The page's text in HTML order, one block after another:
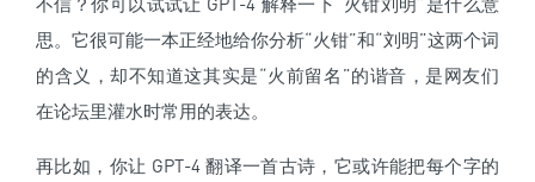
思。它很可能一本正经地给你分析“火钳”和“刘明”这两个词
的含义，却不知道这其实是“火前留名”的谐音，是网友们
在论坛里灌水时常用的表达。
再比如，你让 GPT-4 翻译一首古诗，它或许能把每个字的